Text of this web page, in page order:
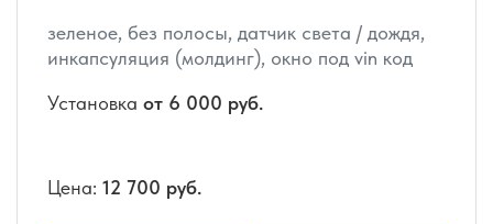
зеленое, без полосы, датчик света / дождя,
инкапсуляция (молдинг), окно под vin код
Установка от 6 000 руб.
Цена: 12 700 руб.